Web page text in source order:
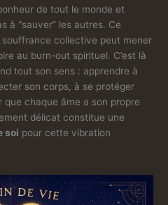
de tout le monde et
à “sauver” les autres. Ce
collective peut mener
au burn-out spirituel. C’est là
tout son sens : apprendre à
son corps, à se protéger
chaque âme a son propre
délicat constitue une
soi pour cette vibration